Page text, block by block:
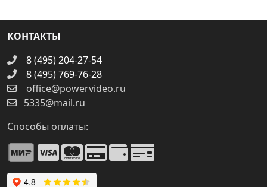
КОНТАКТЫ
8 (495) 204-27-54
8 (495) 769-76-28
office@powervideo.ru
5335@mail.ru
Способы оплаты: